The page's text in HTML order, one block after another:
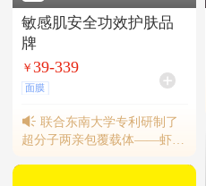
敏感肌安全功效护肤品
牌
￥ 39-339
面膜
联合东南大学专利研制了
超分子两亲包覆载体——虾青